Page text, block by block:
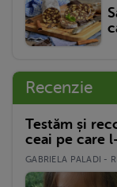
Recenzie
Testăm și
ceai pe care
GABRIELA PALADI -